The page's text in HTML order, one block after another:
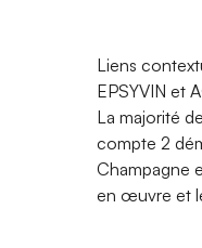
Liens
EPSYVIN et
La majorité
compte 2
Champagne
en œuvre et